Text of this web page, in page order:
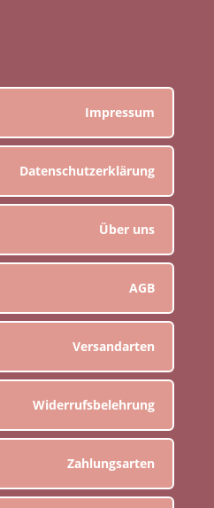
Impressum
Datenschutzerklärung
Über uns
AGB
Versandarten
Widerrufsbelehrung
Zahlungsarten